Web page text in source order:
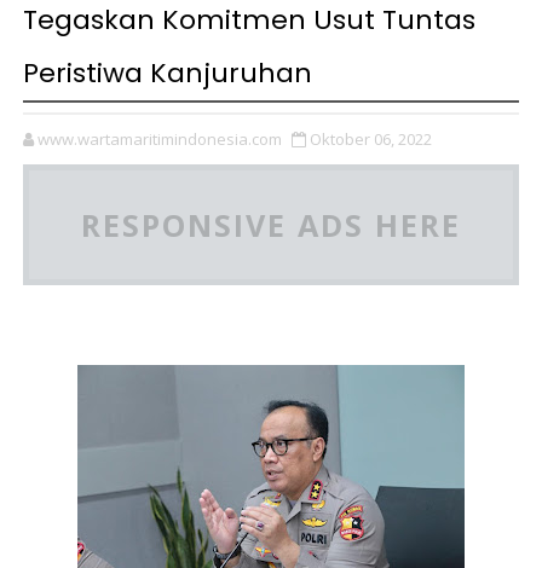
Tegaskan Komitmen Usut Tuntas
Peristiwa Kanjuruhan
www.wartamaritimindonesia.com Oktober 06, 2022
RESPONSIVE ADS HERE